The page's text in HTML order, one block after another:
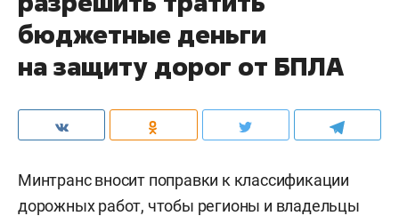
бюджетные деньги
на защиту дорог от БПЛА
Минтранс вносит поправки к классификации
дорожных работ, чтобы регионы и владельцы